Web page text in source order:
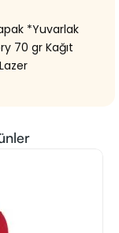
*Yuvarlak
70 gr Kağıt